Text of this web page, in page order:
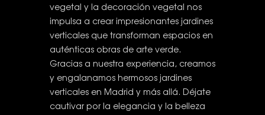
vegetal y la decoración vegetal nos
impulsa a crear impresionantes jardines
verticales que transforman espacios en
auténticas obras de arte verde.
Gracias a nuestra experiencia, creamos
y engalanamos hermosos jardines
verticales en Madrid y más allá. Déjate
cautivar por la elegancia y la belleza